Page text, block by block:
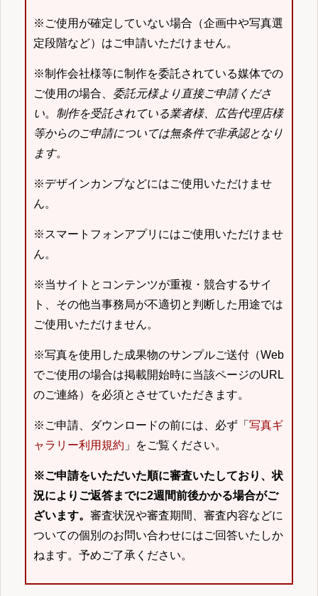
※ご使用が確定していない場合（企画中や写真選
定段階など）はご申請いただけません。
※制作会社様等に制作を委託されている媒体での
ご使用の場合、 委託元様より直接ご申請くださ
い。 制作を受託されている業者様、広告代理店様
等からのご申請については無条件で非承認となり
ます。
※デザインカンプなどにはご使用いただけませ
ん。
※スマートフォンアプリにはご使用いただけませ
ん。
※当サイトとコンテンツが重複・競合するサイ
ト、その他当事務局が不適切と判断した用途では
ご使用いただけません。
※写真を使用した成果物のサンプルご送付（Web
でご使用の場合は掲載開始時に当該ページのURL
のご連絡）を必須とさせていただきます。
※ご申請、ダウンロードの前には、必ず「 写真ギ
ャラリー利用規約 」をご覧ください。
※ご申請をいただいた順に審査いたしており、状
況によりご返答までに2週間前後かかる場合がご
ざいます。 審査状況や審査期間、審査内容などに
ついての個別のお問い合わせにはご回答いたしか
ねます。予めご了承ください。